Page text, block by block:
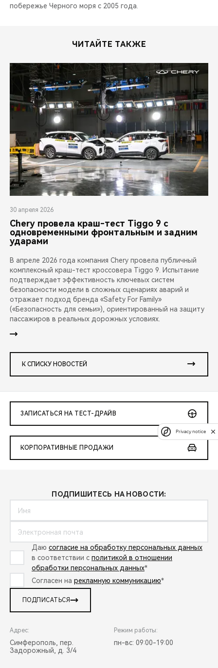
побережье Черного моря с 2005 года.
ЧИТАЙТЕ ТАКЖЕ
30 апреля 2026
Chery провела краш-тест Tiggo 9 с
одновременными фронтальным и задним
ударами
В апреле 2026 года компания Chery провела публичный
комплексный краш-тест кроссовера Tiggo 9. Испытание
подтверждает эффективность ключевых систем
безопасности модели в сложных сценариях аварий и
отражает подход бренда «Safety For Family»
(«Безопасность для семьи»), ориентированный на защиту
пассажиров в реальных дорожных условиях.
К СПИСКУ НОВОСТЕЙ
ЗАПИСАТЬСЯ НА ТЕСТ-ДРАЙВ
КОРПОРАТИВНЫЕ ПРОДАЖИ
ПОДПИШИТЕСЬ НА НОВОСТИ:
Даю согласие на обработку персональных данных
в соответствии с политикой в отношении
обработки персональных данных*
Согласен на рекламную коммуникацию*
ПОДПИСАТЬСЯ
Адрес:
Симферополь, пер.
Задорожный, д. 3/4
Режим работы:
пн-вс: 09:00-19:00
Privacy notice